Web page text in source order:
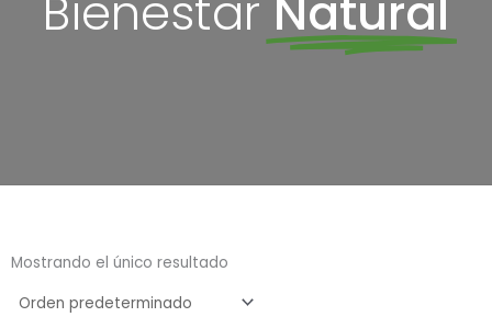
Bienestar Natural
Mostrando el único resultado